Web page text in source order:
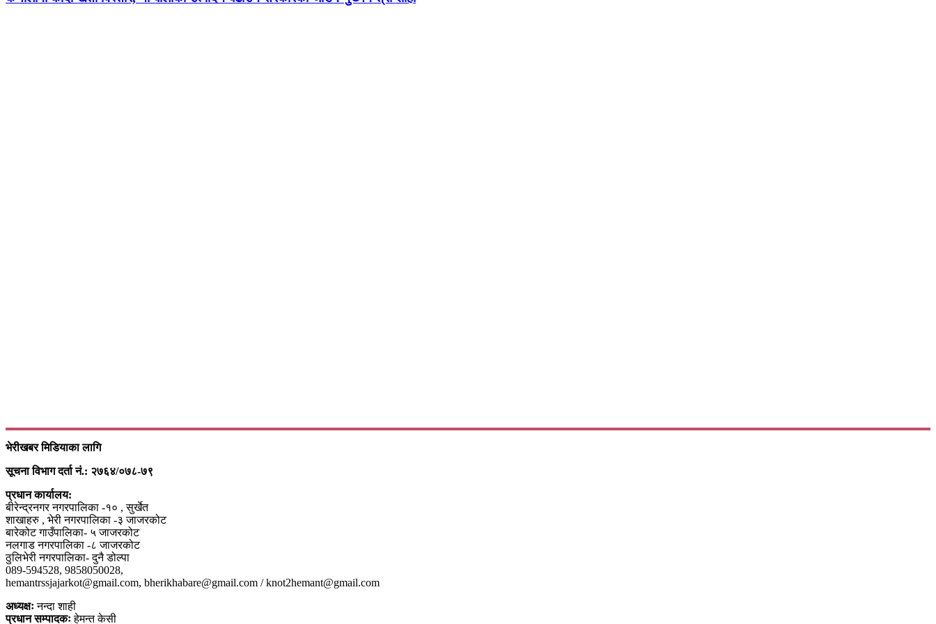
भेरीखबर मिडियाका लागि
सूचना विभाग दर्ता नं.: २७६४/०७८-७९
प्रधान कार्यालय:
बीरेन्द्रनगर नगरपालिका -१० , सुर्खेत
शाखाहरु , भेरी नगरपालिका -३ जाजरकोट
बारेकोट गाउँपालिका- ५ जाजरकोट
नलगाड नगरपालिका -८ जाजरकोट
ठुलिभेरी नगरपालिका- दुनै डोल्पा
089-594528, 9858050028,
hemantrssjajarkot@gmail.com, bherikhabare@gmail.com / knot2hemant@gmail.com
अध्यक्षःनन्दा शाही
प्रधान सम्पादकःहेमन्त केसी